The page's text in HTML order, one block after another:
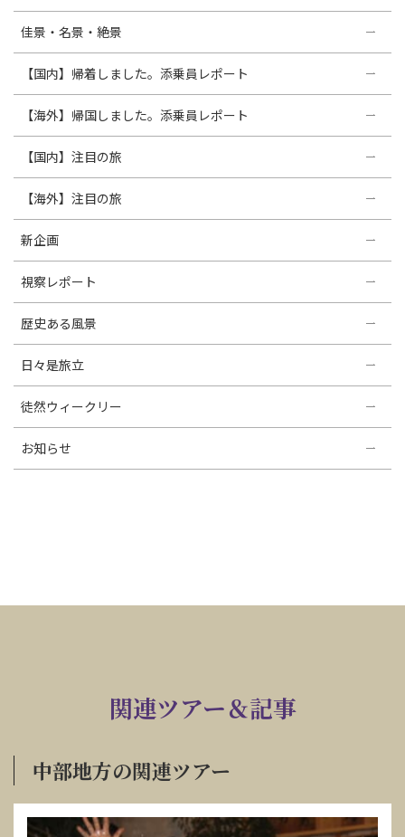
佳景・名景・絶景
【国内】帰着しました。添乗員レポート
【海外】帰国しました。添乗員レポート
【国内】注目の旅
【海外】注目の旅
新企画
視察レポート
歴史ある風景
日々是旅立
徒然ウィークリー
お知らせ
関連ツアー＆記事
中部地方の関連ツアー